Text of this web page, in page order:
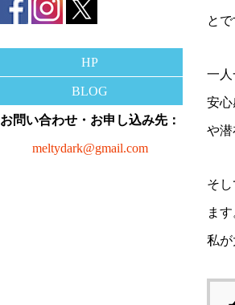
HP
BLOG
お問い合わせ・お申し込み先：
meltydark@gmail.com
と
一
安
や
そ
ま
私